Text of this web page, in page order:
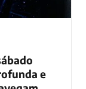
e